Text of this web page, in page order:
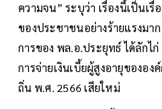
ความจน” ระบุว่า เรื่องนี้เป็นเ
ของประชาชนอย่างร้ายแรงมา
การของ พล.อ.ประยุทธ์ ได้ลักไ
การจ่ายเงินเบี้ยผู้สูงอายุขององ
ถิ่น พ.ศ. 2566 เสียใหม่